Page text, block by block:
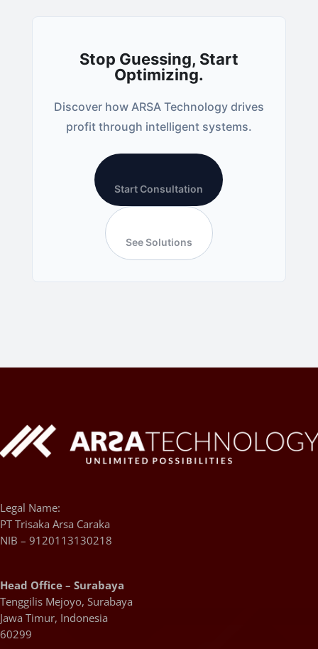
Stop Guessing, Start
Optimizing.
Discover how ARSA Technology drives
profit through intelligent systems.
Start Consultation
See Solutions
Legal Name:
PT Trisaka Arsa Caraka
NIB – 9120113130218
Head Office – Surabaya
Tenggilis Mejoyo, Surabaya
Jawa Timur, Indonesia
60299